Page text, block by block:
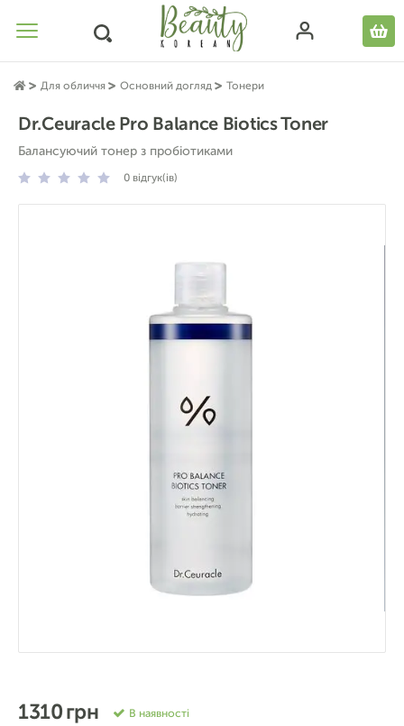
Для обличчя Основний догляд Тонери
Dr.Ceuracle Pro Balance Biotics Toner
Балансуючий тонер з пробіотиками
0 відгук(ів)
1310 грн В наявності